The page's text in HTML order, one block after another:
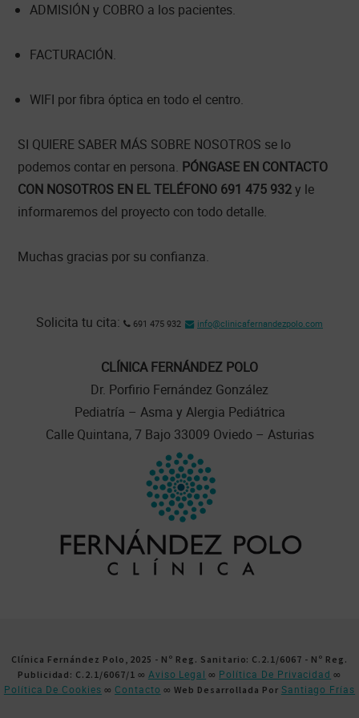
ADMISIÓN y COBRO a los pacientes.
FACTURACIÓN.
WIFI por fibra óptica en todo el centro.
SI QUIERE SABER MÁS SOBRE NOSOTROS se lo
podemos contar en persona. PÓNGASE EN CONTACTO
CON NOSOTROS EN EL TELÉFONO 691 475 932y le
informaremos del proyecto con todo detalle.
Muchas gracias por su confianza.
Solicita tu cita: 691 475 932 info@clinicafernandezpolo.com
CLÍNICA FERNÁNDEZ POLO
Dr. Porfirio Fernández González
Pediatría – Asma y Alergia Pediátrica
Calle Quintana, 7 Bajo 33009 Oviedo – Asturias
Clínica Fernández Polo, 2025 - Nº Reg. Sanitario: C.2.1/6067 - Nº Reg.
Publicidad: C.2.1/6067/1 ∞ Aviso Legal ∞ Política De Privacidad ∞
Política De Cookies ∞ Contacto ∞ Web Desarrollada Por Santiago Frías